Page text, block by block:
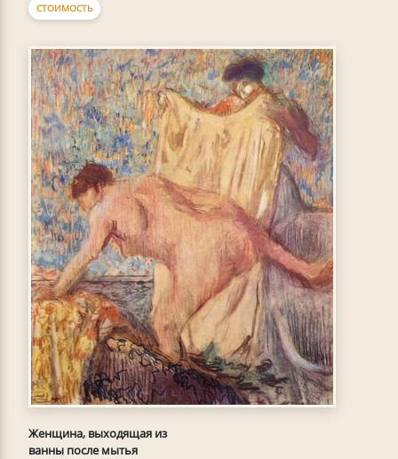
СТОИМОСТЬ
Женщина, выходящая из
ванны после мытья